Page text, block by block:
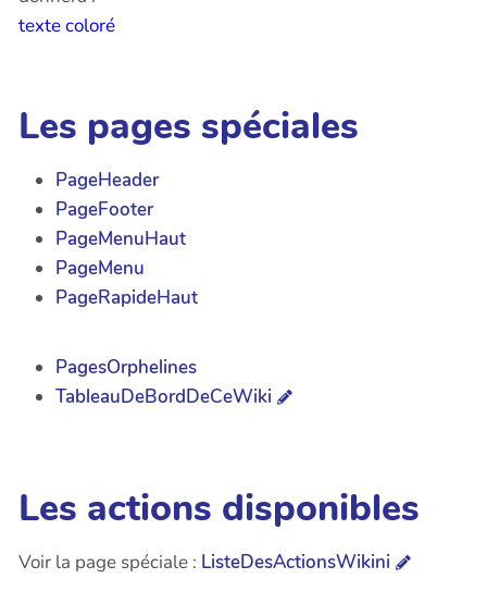
texte coloré
Les pages spéciales
PageHeader
PageFooter
PageMenuHaut
PageMenu
PageRapideHaut
PagesOrphelines
TableauDeBordDeCeWiki
Les actions disponibles
Voir la page spéciale : ListeDesActionsWikini